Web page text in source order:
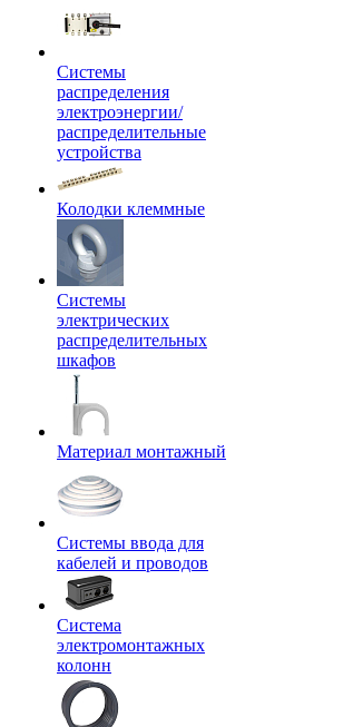
Системы
распределения
электроэнергии/
распределительные
устройства
Колодки клеммные
Системы
электрических
распределительных
шкафов
Материал монтажный
Системы ввода для
кабелей и проводов
Система
электромонтажных
колонн